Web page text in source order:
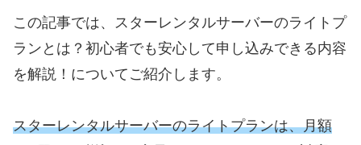
この記事では、スターレンタルサーバーのライトプ
ランとは？初心者でも安心して申し込みできる内容
を解説！についてご紹介します。
スターレンタルサーバーのライトプランは、月額